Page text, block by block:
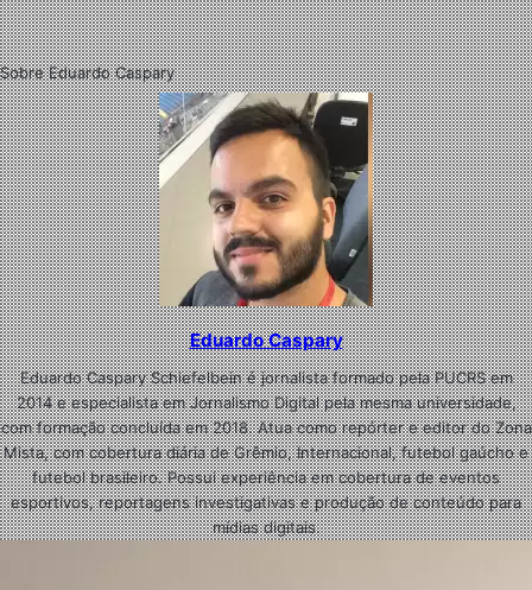
Sobre Eduardo Caspary
Eduardo Caspary
Eduardo Caspary Schiefelbein é jornalista formado pela PUCRS em
2014 e especialista em Jornalismo Digital pela mesma universidade,
com formação concluída em 2018. Atua como repórter e editor do Zona
Mista, com cobertura diária de Grêmio, Internacional, futebol gaúcho e
futebol brasileiro. Possui experiência em cobertura de eventos
esportivos, reportagens investigativas e produção de conteúdo para
mídias digitais.